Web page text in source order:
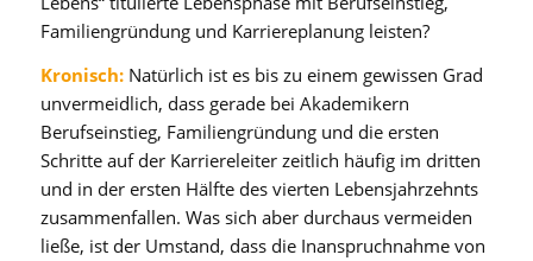
Familiengründung und Karriereplanung leisten?
Kronisch: Natürlich ist es bis zu einem gewissen Grad
unvermeidlich, dass gerade bei Akademikern
Berufseinstieg, Familiengründung und die ersten
Schritte auf der Karriereleiter zeitlich häufig im dritten
und in der ersten Hälfte des vierten Lebensjahrzehnts
zusammenfallen. Was sich aber durchaus vermeiden
ließe, ist der Umstand, dass die Inanspruchnahme von